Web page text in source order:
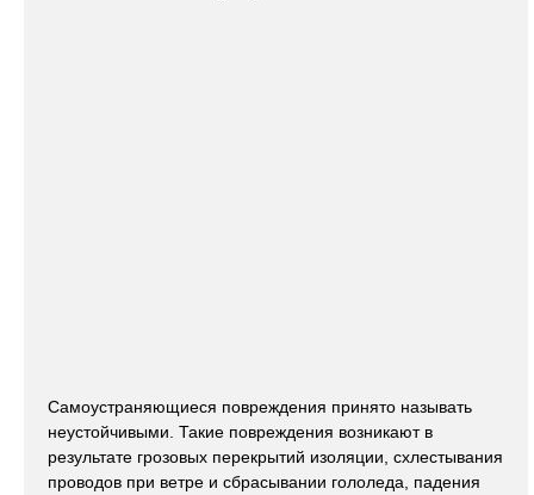
Самоустраняющиеся повреждения принято называть
неустойчивыми. Такие повреждения возникают в
результате грозовых перекрытий изоляции, схлестывания
проводов при ветре и сбрасывании гололеда, падения